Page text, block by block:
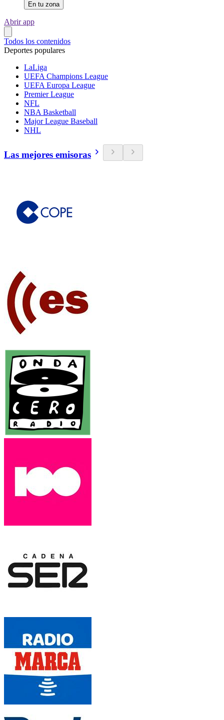
En tu zona
Abrir app
Todos los contenidos
Deportes populares
LaLiga
UEFA Champions League
UEFA Europa League
Premier League
NFL
NBA Basketball
Major League Baseball
NHL
Las mejores emisoras